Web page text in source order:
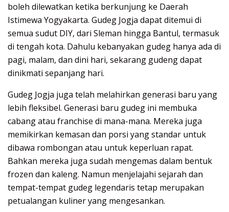
boleh dilewatkan ketika berkunjung ke Daerah
Istimewa Yogyakarta. Gudeg Jogja dapat ditemui di
semua sudut DIY, dari Sleman hingga Bantul, termasuk
di tengah kota. Dahulu kebanyakan gudeg hanya ada di
pagi, malam, dan dini hari, sekarang gudeng dapat
dinikmati sepanjang hari.
Gudeg Jogja juga telah melahirkan generasi baru yang
lebih fleksibel. Generasi baru gudeg ini membuka
cabang atau franchise di mana-mana. Mereka juga
memikirkan kemasan dan porsi yang standar untuk
dibawa rombongan atau untuk keperluan rapat.
Bahkan mereka juga sudah mengemas dalam bentuk
frozen dan kaleng. Namun menjelajahi sejarah dan
tempat-tempat gudeg legendaris tetap merupakan
petualangan kuliner yang mengesankan.